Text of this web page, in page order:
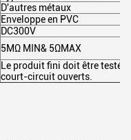
D'autres métaux
Enveloppe en PVC
DC300V
5MΩ MIN& 5ΩMAX
Le produit fini doit être testé
court-circuit ouverts.